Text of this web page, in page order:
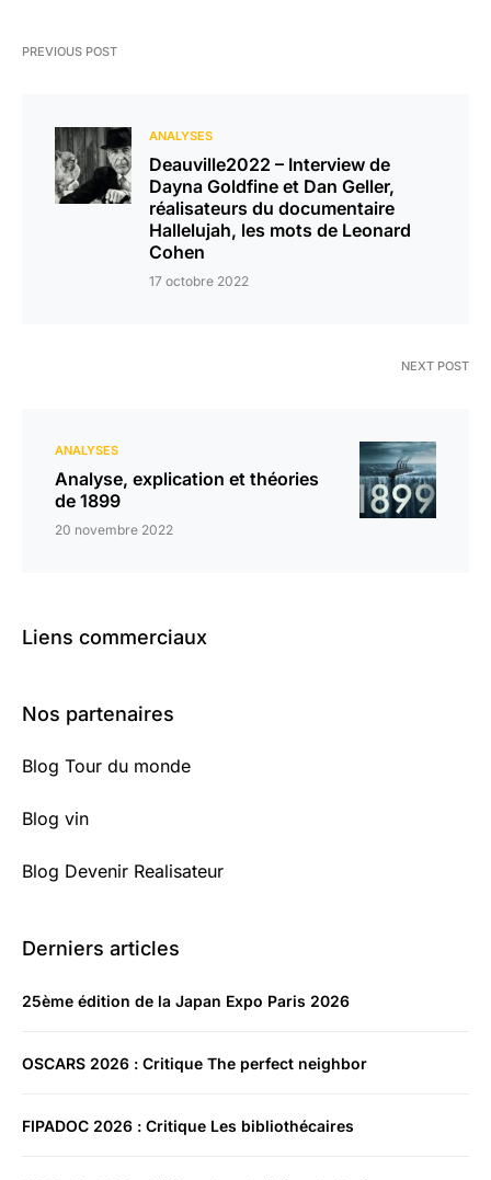
PREVIOUS POST
ANALYSES
Deauville2022 – Interview de
Dayna Goldfine et Dan Geller,
réalisateurs du documentaire
Hallelujah, les mots de Leonard
Cohen
17 octobre 2022
NEXT POST
ANALYSES
Analyse, explication et théories
de 1899
20 novembre 2022
Liens commerciaux
Nos partenaires
Blog Tour du monde
Blog vin
Blog Devenir Realisateur
Derniers articles
25ème édition de la Japan Expo Paris 2026
OSCARS 2026 : Critique The perfect neighbor
FIPADOC 2026 : Critique Les bibliothécaires